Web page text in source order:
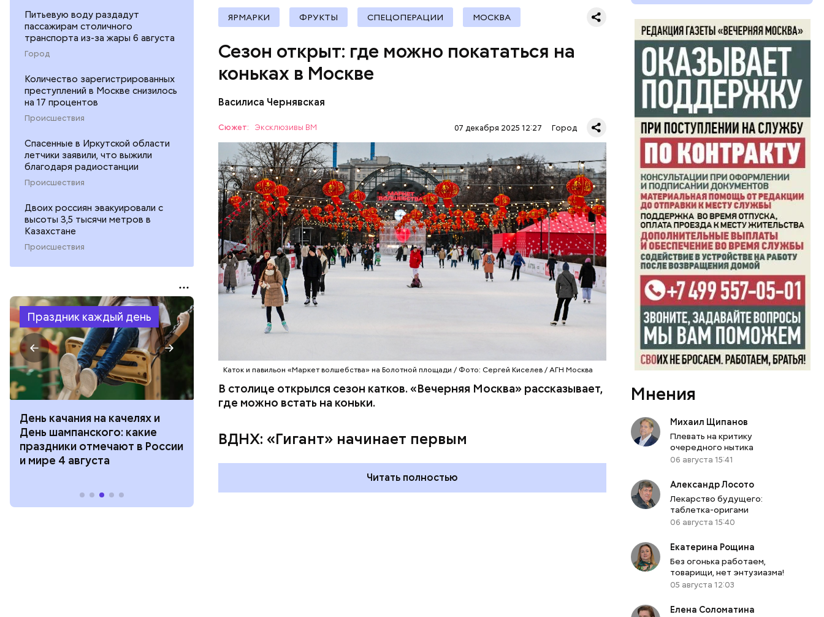
Питьевую воду раздадут
пассажирам столичного
транспорта из-за жары 6 августа
Город
Количество зарегистрированных
преступлений в Москве снизилось
на 17 процентов
Происшествия
Спасенные в Иркутской области
летчики заявили, что выжили
благодаря радиостанции
Происшествия
Двоих россиян эвакуировали с
высоты 3,5 тысячи метров в
Казахстане
Происшествия
Праздник каждый день
День качания на качелях и
День шампанского: какие
праздники отмечают в России
и мире 4 августа
с зеркалом: какие праздники
отмечают в России и мире 3
августа
подоконниках: какие
праздники отмечают в России
и мире 2 августа
День шевеления пальцами ног
и Международный день
подкаблучника: какие
праздники отмечают в России
ЯРМАРКИ ФРУКТЫ СПЕЦОПЕРАЦИИ МОСКВА
Сезон открыт: где можно покататься на
коньках в Москве
Василиса Чернявская
Сюжет: Эксклюзивы ВМ 07 декабря 2025 12:27 Город
Каток и павильон «Маркет волшебства» на Болотной площади / Фото: Сергей Киселев / АГН Москва
В столице открылся сезон катков. «Вечерняя Москва» рассказывает,
где можно встать на коньки.
ВДНХ: «Гигант» начинает первым
Метро ВДНХ, Пр-т Мира, 119. Часы работы: 10:00–22:00 в выходные;
11:00–22:00 по будням.
Читать полностью
Мнения
Михаил Щипанов
Плевать на критику
очередного нытика
06 августа 15:41
Александр Лосото
Лекарство будущего:
таблетка-оригами
06 августа 15:40
Екатерина Рощина
Без огонька работаем,
товарищи, нет энтузиазма!
05 августа 12:03
Елена Соломатина